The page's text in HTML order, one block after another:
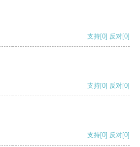
支持[0] 反对[0]
支持[0] 反对[0]
支持[0] 反对[0]